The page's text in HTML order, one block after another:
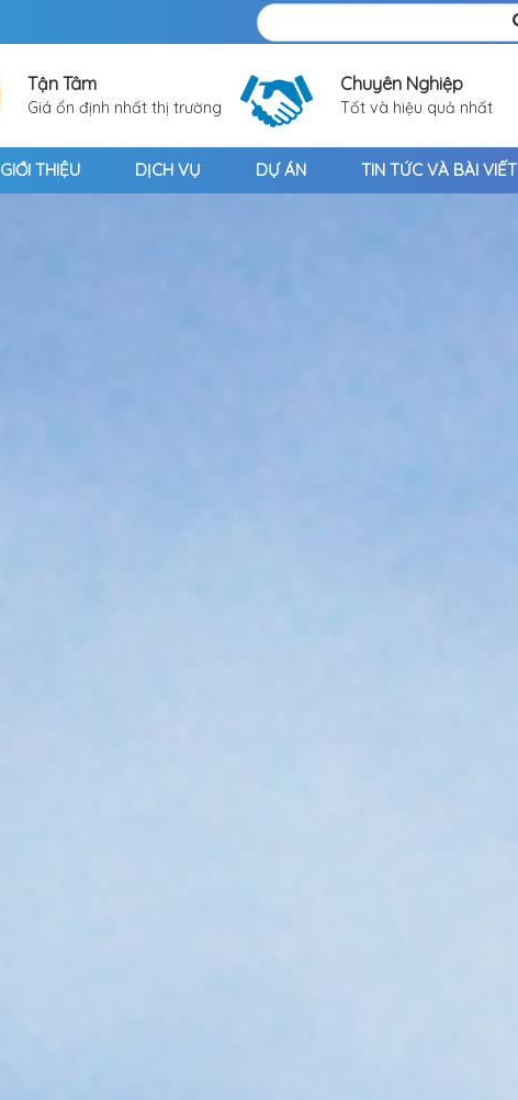
Tận Tâm
Giá ổn định nhất thị trường
Chuyên Nghiệp
Tốt và hiệu quả nhất
GIỚI THIỆU DỊCH VỤ DỰ ÁN TIN TỨC VÀ BÀI VIẾT